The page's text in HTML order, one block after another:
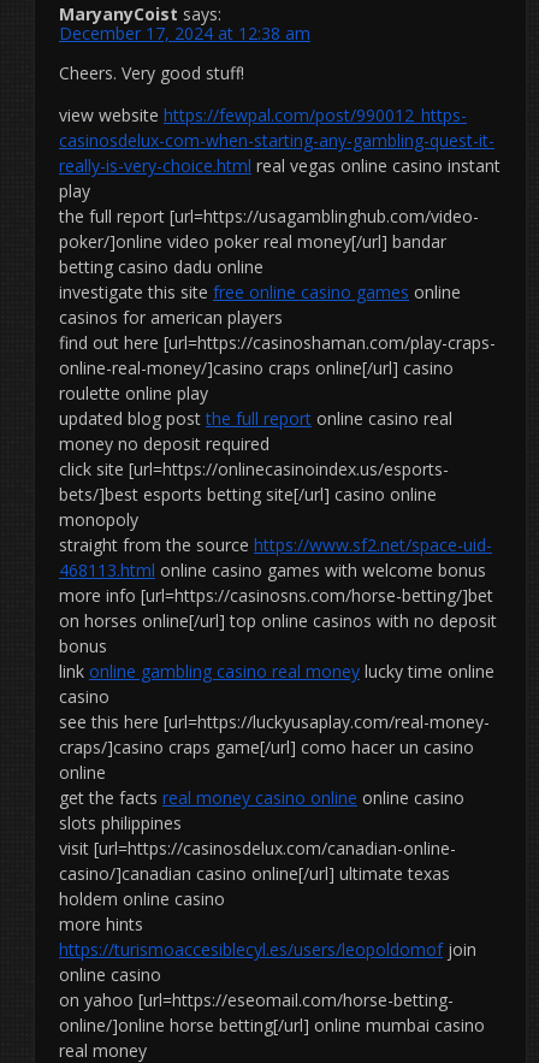
MaryanyCoist says:
December 17, 2024 at 12:38 am
Cheers. Very good stuff!
view website https://fewpal.com/post/990012_https-
casinosdelux-com-when-starting-any-gambling-quest-it-
really-is-very-choice.html real vegas online casino instant
play
the full report [url=https://usagamblinghub.com/video-
poker/]online video poker real money[/url] bandar
betting casino dadu online
investigate this site free online casino games online
casinos for american players
find out here [url=https://casinoshaman.com/play-craps-
online-real-money/]casino craps online[/url] casino
roulette online play
updated blog postthe full report online casino real
money no deposit required
click site [url=https://onlinecasinoindex.us/esports-
bets/]best esports betting site[/url] casino online
monopoly
straight from the source https://www.sf2.net/space-uid-
468113.html online casino games with welcome bonus
more info [url=https://casinosns.com/horse-betting/]bet
on horses online[/url] top online casinos with no deposit
bonus
link online gambling casino real money lucky time online
casino
see this here [url=https://luckyusaplay.com/real-money-
craps/]casino craps game[/url] como hacer un casino
online
get the facts real money casino online online casino
slots philippines
visit [url=https://casinosdelux.com/canadian-online-
casino/]canadian casino online[/url] ultimate texas
holdem online casino
more hints
https://turismoaccesiblecyl.es/users/leopoldomofjoin
online casino
on yahoo [url=https://eseomail.com/horse-betting-
online/]online horse betting[/url] online mumbai casino
real money